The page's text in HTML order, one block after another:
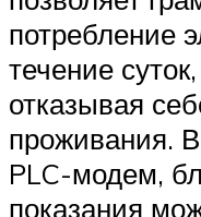
потребление
течение
отказывая
проживания.
PLC-модем,
показания